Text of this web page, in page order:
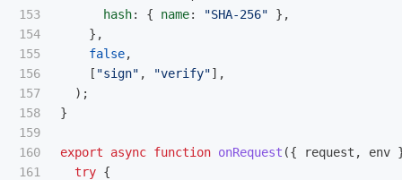
153
154
155
156
157
158
159
160
161
hash: { name: "SHA-256"
},
},
false,
[ "sign" , "verify"],
);
}
export async function onRequest ({ request , env
try {